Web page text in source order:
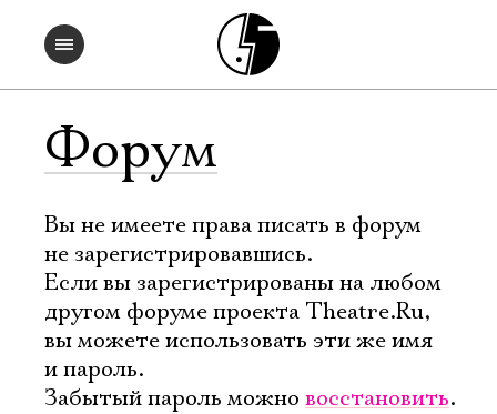
Форум
Вы не имеете права писать в форум
не зарегистрировавшись.
Если вы зарегистрированы на любом
другом форуме проекта Theatre.Ru,
вы можете использовать эти же имя
и пароль.
Забытый пароль можно восстановить.